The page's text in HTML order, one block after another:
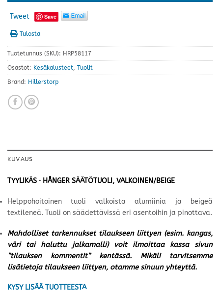
Tweet Save
Tulosta
Tuotetunnus (SKU): HRP58117
Osastot: Kesäkalusteet, Tuolit
Brand: Hillerstorp
KUVAUS
TYYLIKÄS · HÅNGER SÄÄTÖTUOLI, VALKOINEN/BEIGE
Helppohoitoinen tuoli valkoista alumiinia ja beigeä
textileneä. Tuoli on säädettävissä eri asentoihin ja pinottava.
Mahdolliset tarkennukset tilaukseen liittyen (esim. kangas,
väri tai haluttu jalkamalli) voit ilmoittaa kassa sivun
”tilauksen kommentit” kentässä. Mikäli tarvitsemme
lisätietoja tilaukseen liittyen, otamme sinuun yhteyttä.
KYSY LISÄÄ TUOTTEESTA